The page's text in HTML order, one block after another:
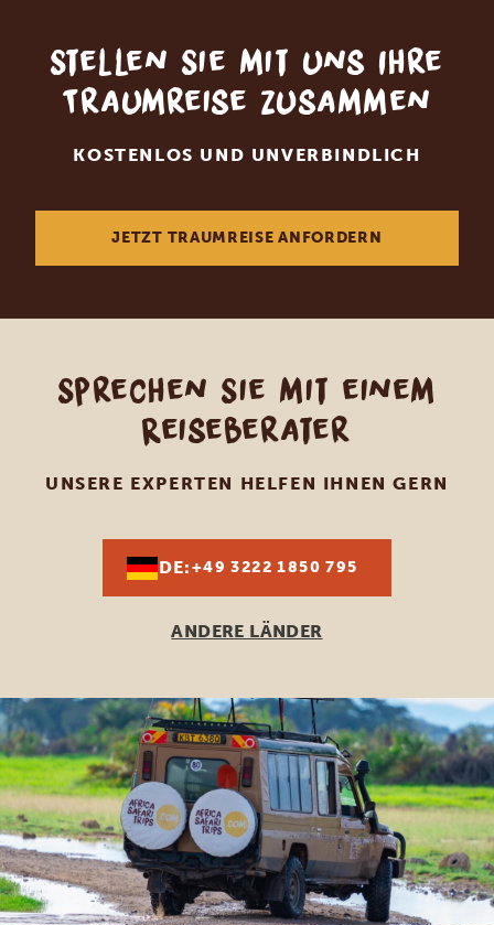
Stellen Sie mit uns Ihre
Traumreise zusammen
KOSTENLOS UND UNVERBINDLICH
JETZT TRAUMREISE ANFORDERN
Sprechen Sie mit einem
Reiseberater
UNSERE EXPERTEN HELFEN IHNEN GERN
DE:+49 3222 1850 795
ANDERE LÄNDER